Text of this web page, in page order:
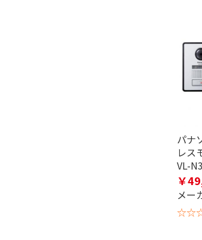
パナ
レス
VL-
￥
メー
人感センサー付き
防水で絞り込む
照度(明るさ)セ
照度センサー有
点滅機能(セン